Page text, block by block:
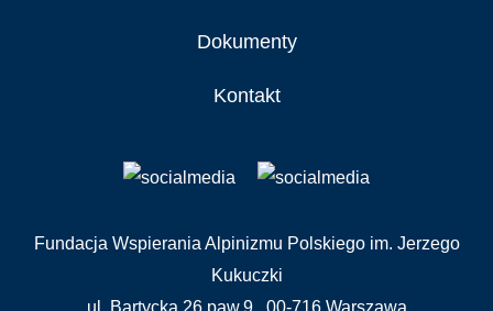
Dokumenty
Kontakt
Fundacja Wspierania Alpinizmu Polskiego im. Jerzego
Kukuczki
ul. Bartycka 26 paw.9 , 00-716 Warszawa